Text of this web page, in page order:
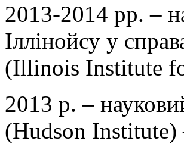
2013-2014 рр. –
Іллінойсу у
(Illinois Institute
2013 р. –
(Hudson